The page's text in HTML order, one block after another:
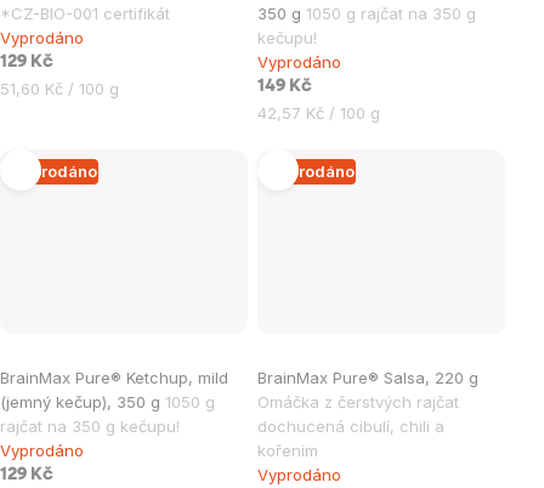
*CZ-BIO-001 certifikát
Vyprodáno
129 Kč
Měrná
51,60 Kč / 100 g
350 g 1050 g rajčat na 350 g
kečupu!
Vyprodáno
149 Kč
Měrná
42,57 Kč / 100 g
Vyprodáno
BrainMax Pure® Ketchup, mild
(jemný kečup), 350 g 1050 g
rajčat na 350 g kečupu!
Vyprodáno
129 Kč
Vyprodáno
BrainMax Pure® Salsa, 220 g
Omáčka z čerstvých rajčat
dochucená cibulí, chili a
kořením
Vyprodáno